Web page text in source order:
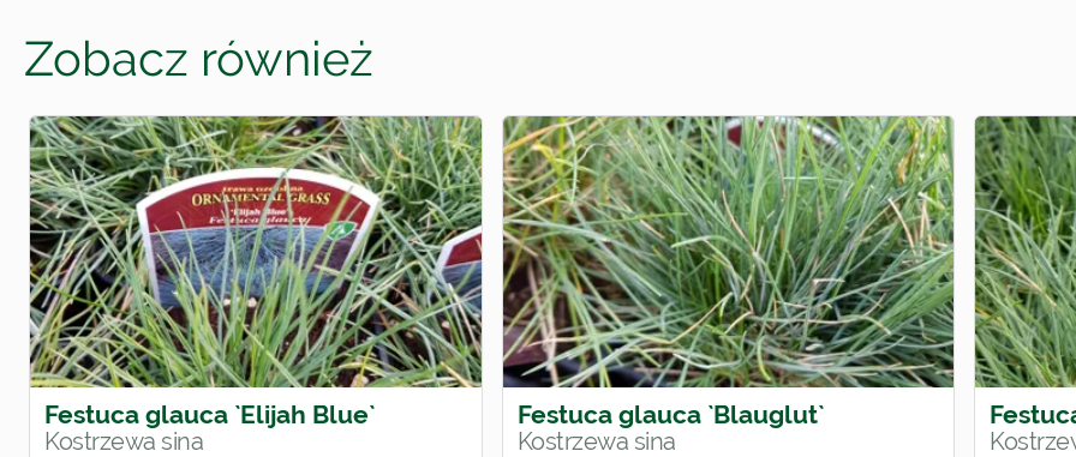
Zobacz również
Festuca glauca `Elijah Blue`
Kostrzewa sina
Festuca glauca `Blauglut`
Kostrzewa sina